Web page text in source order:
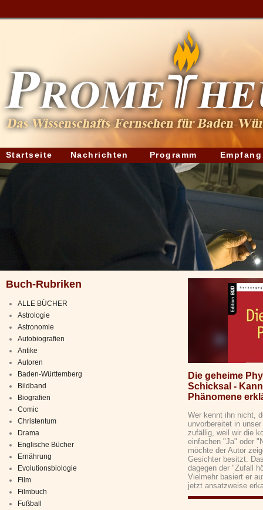
Startseite Nachrichten Programm Empfang
Buch-Rubriken
ALLE BÜCHER
Astrologie
Astronomie
Autobiografien
Antike
Autoren
Baden-Württemberg
Bildband
Biografien
Comic
Christentum
Drama
Englische Bücher
Ernährung
Evolutionsbiologie
Film
Filmbuch
Fußball
Die geheime
Schicksal -
Phänomene
Wer kennt ihn nicht,
unvorbereitet in
zufällig, weil wir die
einfachen "Ja" oder
möchte der Autor
Gesichter besitzt.
dagegen der "Zufall
Vielmehr basiert er
jetzt ansatzweise